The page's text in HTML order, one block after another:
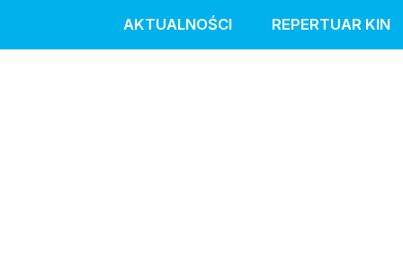
AKTUALNOŚCI REPERTUAR KIN